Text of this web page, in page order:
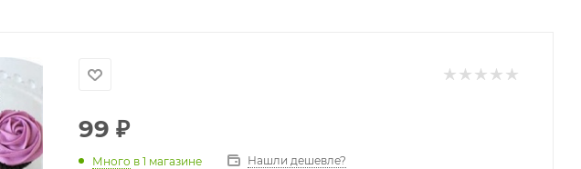
99 ₽
Много в 1 магазине Нашли дешевле?